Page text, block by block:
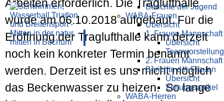
Berichte der Jugend
WABA-Frauen
Übersicht
1. Frauen Mannschaft
Übersicht
Teamvorstellung
2. Frauen Mannschaft
Berichte der Frauen
Übersicht
Zeitungsartikel
WABA-Herren
Arbeiten erforderlich. Die Traglufthalle
wurde am 06.10.2018 aufgebaut. Für die
Eröffnung der Traglufthalle kann derzeit
noch kein konkreter Termin benannt
werden. Derzeit ist es uns micht möglich
das Beckenwasser zu heizen. So lange